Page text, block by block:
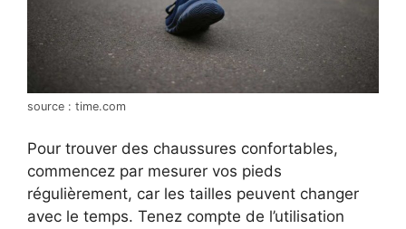
source : time.com
Pour trouver des chaussures confortables,
commencez par mesurer vos pieds
régulièrement, car les tailles peuvent changer
avec le temps. Tenez compte de l’utilisation